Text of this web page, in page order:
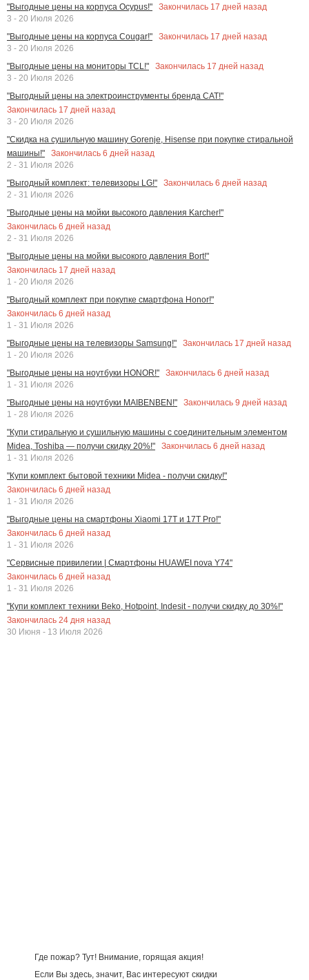
"Выгодные цены на корпуса Ocypus!"
Закончилась 17 дней назад
3 - 20 Июля 2026
"Выгодные цены на корпуса Cougar!"
Закончилась 17 дней назад
3 - 20 Июля 2026
"Выгодные цены на мониторы TCL!"
Закончилась 17 дней назад
3 - 20 Июля 2026
"Выгодный цены на электроинструменты бренда CAT!"
Закончилась 17 дней назад
3 - 20 Июля 2026
"Скидка на сушильную машину Gorenje, Hisense при покупке стиральной
машины!"
Закончилась 6 дней назад
2 - 31 Июля 2026
"Выгодный комплект: телевизоры LG!"
Закончилась 6 дней назад
2 - 31 Июля 2026
"Выгодные цены на мойки высокого давления Karcher!"
Закончилась 6 дней назад
2 - 31 Июля 2026
"Выгодные цены на мойки высокого давления Bort!"
Закончилась 17 дней назад
1 - 20 Июля 2026
"Выгодный комплект при покупке смартфона Honor!"
Закончилась 6 дней назад
1 - 31 Июля 2026
"Выгодные цены на телевизоры Samsung!"
Закончилась 17 дней назад
1 - 20 Июля 2026
"Выгодные цены на ноутбуки HONOR!"
Закончилась 6 дней назад
1 - 31 Июля 2026
"Выгодные цены на ноутбуки MAIBENBEN!"
Закончилась 9 дней назад
1 - 28 Июля 2026
"Купи стиральную и сушильную машины с соединительным элементом
Midea, Toshiba — получи скидку 20%!"
Закончилась 6 дней назад
1 - 31 Июля 2026
"Купи комплект бытовой техники Midea - получи скидку!"
Закончилась 6 дней назад
1 - 31 Июля 2026
"Выгодные цены на смартфоны Xiaomi 17T и 17T Pro!"
Закончилась 6 дней назад
1 - 31 Июля 2026
"Сервисные привилегии | Смартфоны HUAWEI nova Y74"
Закончилась 6 дней назад
1 - 31 Июля 2026
"Купи комплект техники Beko, Hotpoint, Indesit - получи скидку до 30%!"
Закончилась 24 дня назад
30 Июня - 13 Июля 2026
Где пожар? Тут! Внимание, горящая акция!
Если Вы здесь, значит, Вас интересуют скидки